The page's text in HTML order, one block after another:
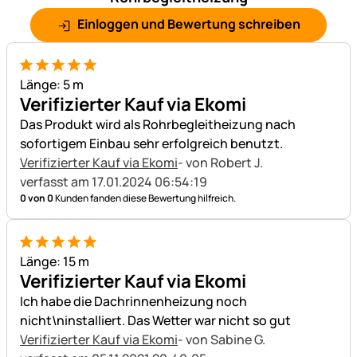
Einloggen und Bewertung schreiben
5 von 5
Länge: 5 m
Verifizierter Kauf via Ekomi
Das Produkt wird als Rohrbegleitheizung nach
sofortigem Einbau sehr erfolgreich benutzt.
Verifizierter Kauf via Ekomi- von Robert J.
verfasst am 17.01.2024 06:54:19
0 von 0Kunden fanden diese Bewertung hilfreich.
5 von 5
Länge: 15 m
Verifizierter Kauf via Ekomi
Ich habe die Dachrinnenheizung noch
nicht\ninstalliert. Das Wetter war nicht so gut
Verifizierter Kauf via Ekomi- von Sabine G.